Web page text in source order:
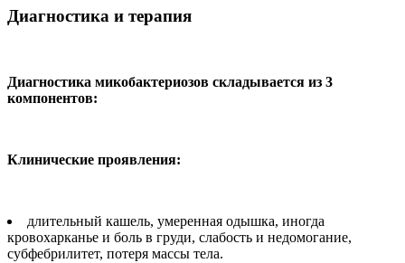
Диагностика и терапия
Диагностика микобактериозов складывается из 3
компонентов:
Клинические проявления:
длительный кашель, умеренная одышка, иногда
кровохарканье и боль в груди, слабость и недомогание,
субфебрилитет, потеря массы тела.